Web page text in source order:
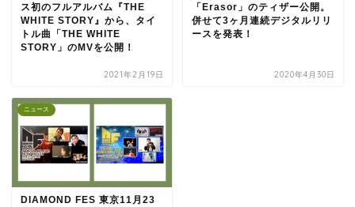
ス初のフルアルバム『THE
WHITE STORY』から、タイ
トル曲「THE WHITE
STORY」のMVを公開！
2021年2月19日
「Erasor」のティザー公開。
併せて3ヶ月連続デジタルリリ
ースを発表！
2020年4月30日
ニュース
DIAMOND FES 東京11月23